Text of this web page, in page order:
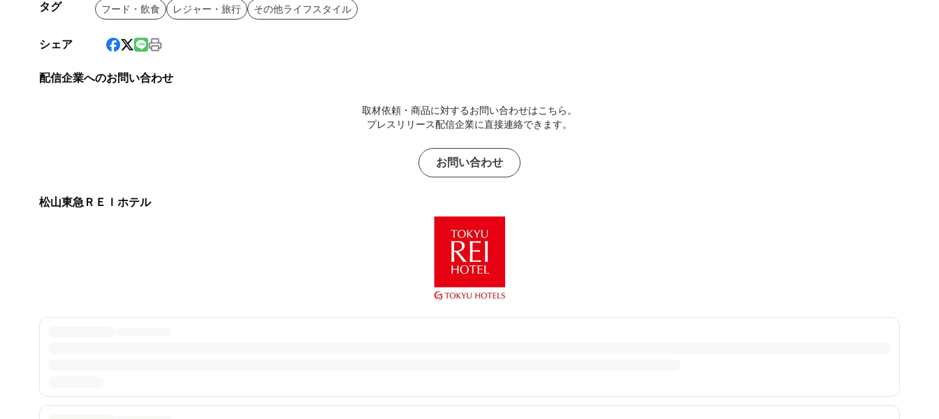
タグ フード・飲食 レジャー・旅行 その他ライフスタイル
シェア
配信企業へのお問い合わせ
取材依頼・商品に対するお問い合わせはこちら。
プレスリリース配信企業に直接連絡できます。
お問い合わせ
松山東急ＲＥＩホテル